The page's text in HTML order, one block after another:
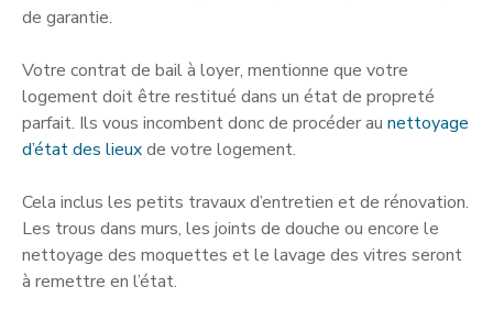
de garantie.
Votre contrat de bail à loyer, mentionne que votre
logement doit être restitué dans un état de propreté
parfait. Ils vous incombent donc de procéder au nettoyage
d’état des lieuxde votre logement.
Cela inclus les petits travaux d’entretien et de rénovation.
Les trous dans murs, les joints de douche ou encore le
nettoyage des moquettes et le lavage des vitres seront
à remettre en l’état.